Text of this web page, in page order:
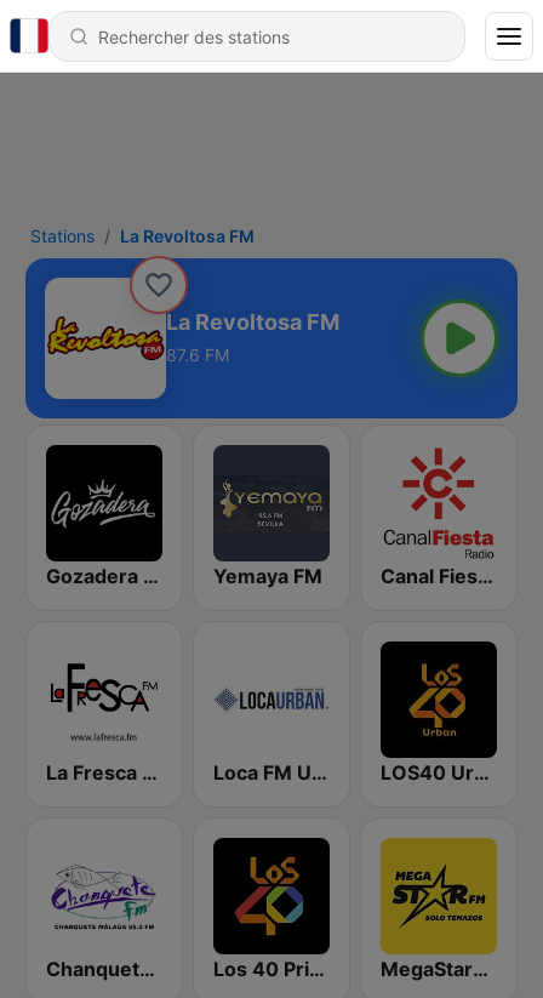
Stations La Revoltosa FM
La Revoltosa FM
87.6 FM
Gozadera FM Yemaya FM Canal Fiesta Radio
La Fresca FM Loca FM Urban LOS40 Urban
Chanquete FM Málaga Los 40 Principales MegaStarFM